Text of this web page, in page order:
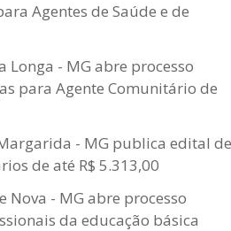
Agentes de Saúde e de
Longa - MG abre processo
para Agente Comunitário de
- MG publica edital de
de até R$ 5.313,00
Nova - MG abre processo
da educação básica